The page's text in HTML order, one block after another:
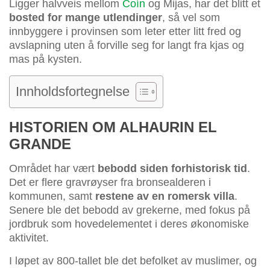
Ligger halvveis mellom Coín og Mijas, har det blitt et
bosted for mange utlendinger, så vel som
innbyggere i provinsen som leter etter litt fred og
avslapning uten å forville seg for langt fra kjas og
mas på kysten.
Innholdsfortegnelse
HISTORIEN OM ALHAURIN EL
GRANDE
Området har vært bebodd siden forhistorisk tid .
Det er flere gravrøyser fra bronsealderen i
kommunen, samt restene av en romersk villa.
Senere ble det bebodd av grekerne, med fokus på
jordbruk som hovedelementet i deres økonomiske
aktivitet.
I løpet av 800-tallet ble det befolket av muslimer, og